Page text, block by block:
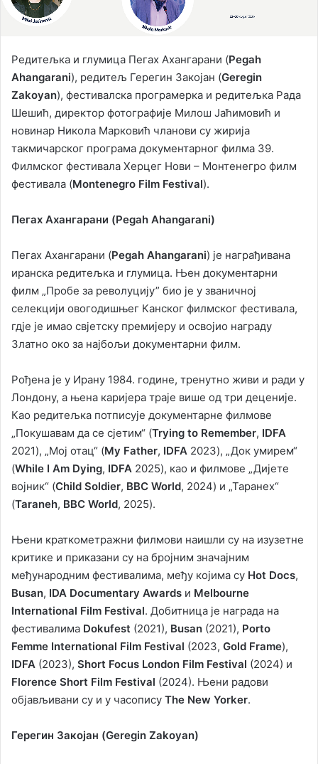
Редитељка и глумица Пегах Ахангарани (Pegah
Ahangarani), редитељ Герегин Закојан (Geregin
Zakoyan), фестивалска програмерка и редитељка Рада
Шешић, директор фотографије Милош Јаћимовић и
новинар Никола Марковић чланови су жирија
такмичарског програма документарног филма 39.
Филмског фестивала Херцег Нови – Монтенегро филм
фестивала (Montenegro Film Festival).
Пегах Ахангарани (Pegah Ahangarani)
Пегах Ахангарани (Pegah Ahangarani) је награђивана
иранска редитељка и глумица. Њен документарни
филм „Пробе за револуцију” био је у званичној
селекцији овогодишњег Канског филмског фестивала,
гдје је имао свјетску премијеру и освојио награду
Златно око за најбољи документарни филм.
Рођена је у Ирану 1984. године, тренутно живи и ради у
Лондону, а њена каријера траје више од три деценије.
Као редитељка потписује документарне филмове
„Покушавам да се сјетим“ (Trying to Remember, IDFA
2021), „Мој отац“ (My Father, IDFA 2023), „Док умирем“
(While I Am Dying, IDFA 2025), као и филмове „Дијете
војник“ (Child Soldier, BBC World, 2024) и „Таранех“
(Taraneh, BBC World, 2025).
Њени краткометражни филмови наишли су на изузетне
критике и приказани су на бројним значајним
међународним фестивалима, међу којима су Hot Docs,
Busan, IDA Documentary Awards и Melbourne
International Film Festival. Добитница је награда на
фестивалима Dokufest (2021), Busan (2021), Porto
Femme International Film Festival (2023, Gold Frame),
IDFA (2023), Short Focus London Film Festival (2024) и
Florence Short Film Festival (2024). Њени радови
објављивани су и у часопису The New Yorker.
Герегин Закојан (Geregin Zakoyan)